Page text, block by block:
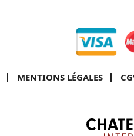
MENTIONS LÉGALES